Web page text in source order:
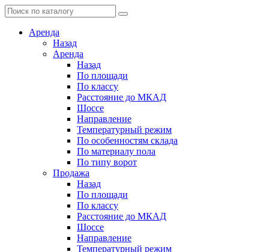
Аренда
Назад
Аренда
Назад
По площади
По классу
Расстояние до МКАД
Шоссе
Направление
Температурный режим
По особенностям склада
По материалу пола
По типу ворот
Продажа
Назад
По площади
По классу
Расстояние до МКАД
Шоссе
Направление
Температурный режим